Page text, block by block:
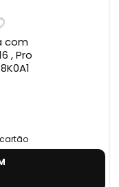
com
, Pro